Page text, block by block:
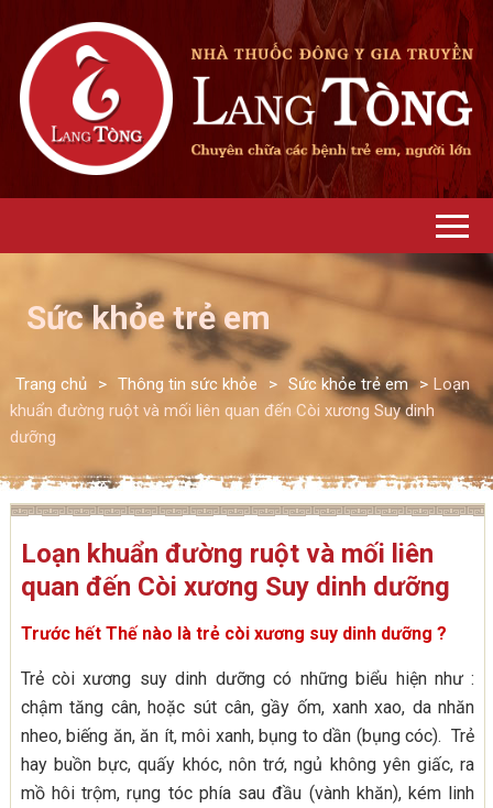
Sức khỏe trẻ em
Trang chủ > Thông tin sức khỏe > Sức khỏe trẻ em > Loạn
khuẩn đường ruột và mối liên quan đến Còi xương Suy dinh
dưỡng
Loạn khuẩn đường ruột và mối liên
quan đến Còi xương Suy dinh dưỡng
Trước hết Thế nào là trẻ còi xương suy dinh dưỡng ?
Trẻ còi xương suy dinh dưỡng có những biểu hiện như :
chậm tăng cân, hoặc sút cân, gầy ốm, xanh xao, da nhăn
nheo, biếng ăn, ăn ít, môi xanh, bụng to dần (bụng cóc). Trẻ
hay buồn bực, quấy khóc, nôn trớ, ngủ không yên giấc, ra
mồ hôi trộm, rụng tóc phía sau đầu (vành khăn), kém linh